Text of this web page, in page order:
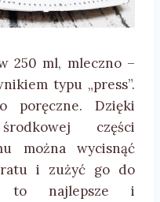
250 ml, mleczno –
typu „press”.
poręczne. Dzięki
części
można wycisnąć
i zużyć go do
to najlepsze i